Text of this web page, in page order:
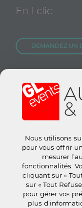
En 1 clic
DEMANDEZ UN
NOUS
CONTACTEZ-
Site groupe :
GL Store :
Nous utilisons
pour vous offrir
mesurer
fonctionnalités.
cliquant sur «
sur « Tout
pour gérer vos
plus